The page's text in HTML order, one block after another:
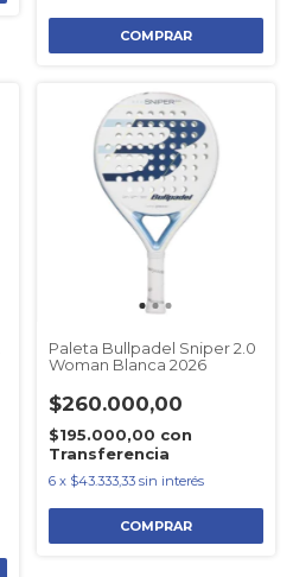
Paleta Bullpadel Sniper 2.0
Woman Blanca 2026
$260.000,00
$195.000,00 con
Transferencia
6 x $43.333,33 sin interés